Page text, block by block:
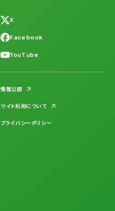
X
Facebook
YouTube
情報公開
サイト利用について
プライバシーポリシー